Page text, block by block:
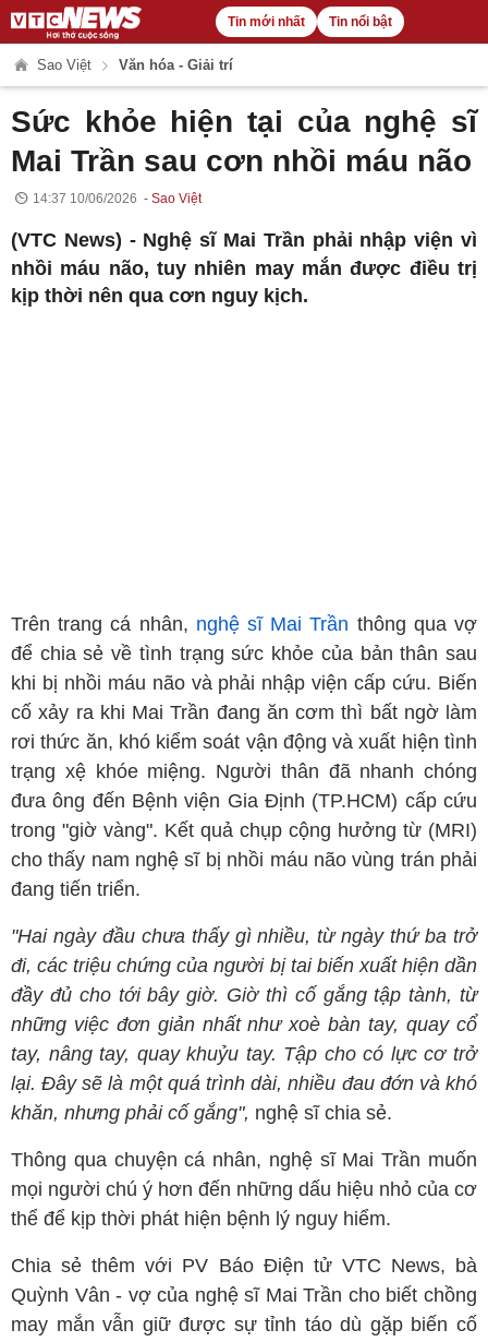
Tin mới nhất Tin nổi bật
Sao Việt Văn hóa - Giải trí
Sức khỏe hiện tại của nghệ sĩ
Mai Trần sau cơn nhồi máu não
14:37 10/06/2026 Sao Việt
(VTC News) - Nghệ sĩ Mai Trần phải nhập viện vì
nhồi máu não, tuy nhiên may mắn được điều trị
kịp thời nên qua cơn nguy kịch.
Trên trang cá nhân, nghệ sĩ Mai Trần thông qua vợ
để chia sẻ về tình trạng sức khỏe của bản thân sau
khi bị nhồi máu não và phải nhập viện cấp cứu. Biến
cố xảy ra khi Mai Trần đang ăn cơm thì bất ngờ làm
rơi thức ăn, khó kiểm soát vận động và xuất hiện tình
trạng xệ khóe miệng. Người thân đã nhanh chóng
đưa ông đến Bệnh viện Gia Định (TP.HCM) cấp cứu
trong "giờ vàng". Kết quả chụp cộng hưởng từ (MRI)
cho thấy nam nghệ sĩ bị nhồi máu não vùng trán phải
đang tiến triển.
"Hai ngày đầu chưa thấy gì nhiều, từ ngày thứ ba trở
đi, các triệu chứng của người bị tai biến xuất hiện dần
đầy đủ cho tới bây giờ. Giờ thì cố gắng tập tành, từ
những việc đơn giản nhất như xoè bàn tay, quay cổ
tay, nâng tay, quay khuỷu tay. Tập cho có lực cơ trở
lại. Đây sẽ là một quá trình dài, nhiều đau đớn và khó
khăn, nhưng phải cố gắng", nghệ sĩ chia sẻ.
Thông qua chuyện cá nhân, nghệ sĩ Mai Trần muốn
mọi người chú ý hơn đến những dấu hiệu nhỏ của cơ
thể để kịp thời phát hiện bệnh lý nguy hiểm.
Chia sẻ thêm với PV Báo Điện tử VTC News, bà
Quỳnh Vân - vợ của nghệ sĩ Mai Trần cho biết chồng
may mắn vẫn giữ được sự tỉnh táo dù gặp biến cố